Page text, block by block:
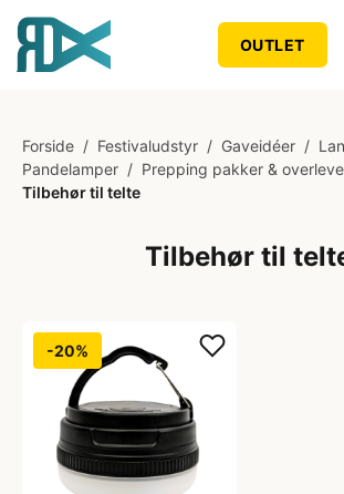
OUTLET
Forside / Festivaludstyr / Gaveidéer /
Pandelamper / Prepping pakker &
Tilbehør til telte
Tilbehør til
-20%